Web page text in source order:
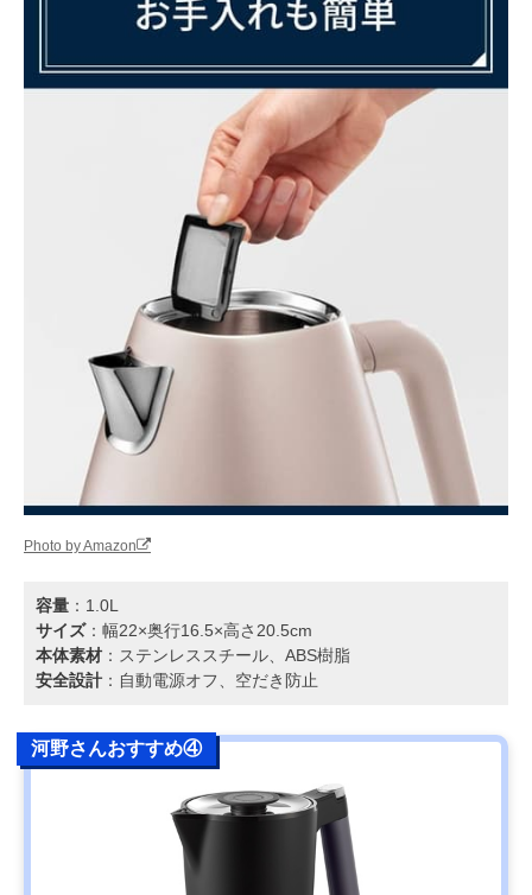
Photo by Amazon
容量 ：1.0L
サイズ：幅22×奥行16.5×高さ20.5cm
本体素材 ：ステンレススチール、ABS樹脂
安全設計 ：自動電源オフ、空だき防止
河野さんおすすめ④